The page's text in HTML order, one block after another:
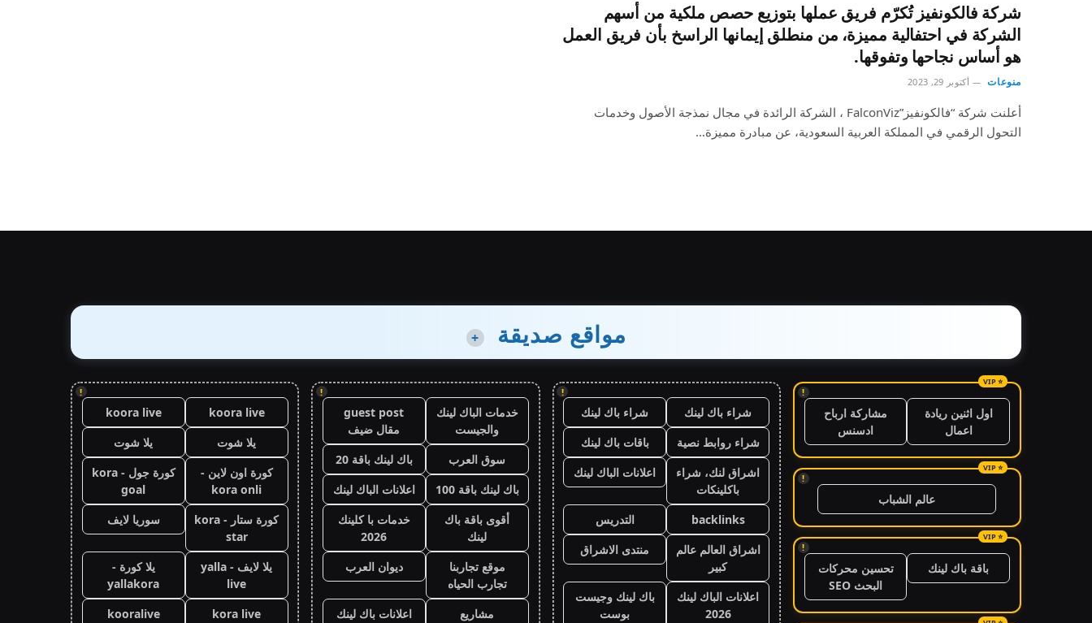
شركة فالكونفيز تُكرّم فريق عملها بتوزيع حصص ملكية من أسهم
الشركة في احتفالية مميزة، من منطلق إيمانها الراسخ بأن فريق العمل
هو أساس نجاحها وتفوقها.
منوعات أكتوبر 29, 2023
أعلنت شركة “فالكونفيز”FalconViz ، الشركة الرائدة في مجال نمذجة الأصول وخدمات
التحول الرقمي في المملكة العربية السعودية، عن مبادرة مميزة…
مواقع صديقة +
!
اول اثنين ريادة
اعمال
مشاركة ارباح
ادسنس
!
عالم الشباب
!
باقة باك لينك
تحسين محركات
البحث SEO
!
شراء باك لينك
شراء باك لينك
شراء روابط نصية
باقات باك لينك
اشراق لنك، شراء
باكلينكات
اعلانات الباك لينك
backlinks
التدريس
اشراق العالم عالم
كبير
منتدى الاشراق
اعلانات الباك لينك
2026
باك لينك وجيست
بوست
!
خدمات الباك لينك
والجيست
guest post
مقال ضيف
سوق العرب
باك لينك باقة 20
باك لينك باقة 100
اعلانات الباك لينك
أقوى باقة باك
لينك
خدمات با كلينك
2026
موقع تجاربنا
تجارب الحياه
ديوان العرب
مشاريع
اعلانات باك لينك
!
koora live
koora live
يلا شوت
يلا شوت
كورة اون لاين -
kora onli
كورة جول - kora
goal
كورة ستار - kora
star
سوريا لايف
يلا لايف - yalla
live
يلا كورة -
yallakora
kora live
kooralive